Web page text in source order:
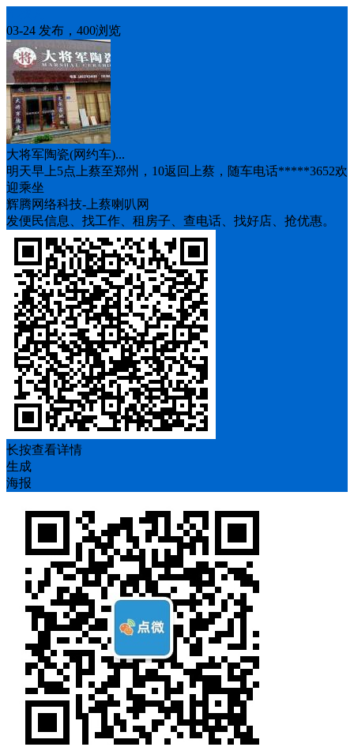
03-24 发布，400浏览
大将军陶瓷(网约车)...
明天早上5点上蔡至郑州，10返回上蔡，随车电话*****3652欢
迎乘坐
辉腾网络科技-上蔡喇叭网
发便民信息、找工作、租房子、查电话、找好店、抢优惠。
长按查看详情
生成
海报